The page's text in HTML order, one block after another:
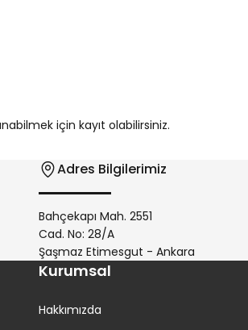
için kayıt olabilirsiniz.
Adres Bilgilerimiz
Bahçekapı Mah. 2551
Cad. No: 28/A
Şaşmaz Etimesgut - Ankara
Kurumsal
Hakkımızda